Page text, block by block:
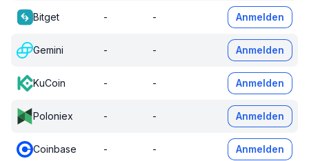
Bitget - - Anmelden
Gemini - - Anmelden
KuCoin - - Anmelden
Poloniex - - Anmelden
Coinbase - - Anmelden